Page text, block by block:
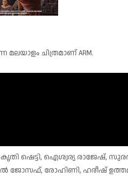
മലയാളം ചിത്രമാണ് ARM.
ഷെട്ടി, ഐശ്വര്യ രാജേഷ്,
ജോസഫ്, രോഹിണി, ഹരീഷ്